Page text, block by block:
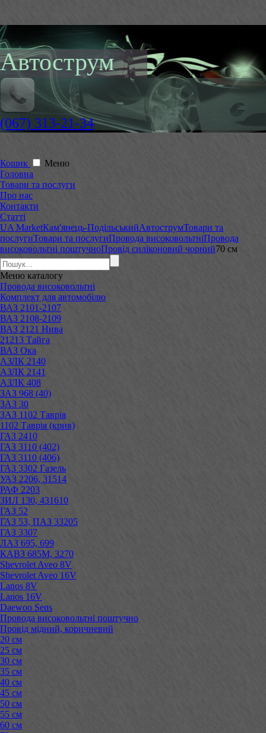
Автострум
(067) 313-21-34
Кошик
Меню
Головна
Товари та послуги
Про нас
Контакти
Статті
UA MarketКам'янець-ПодільськийАвтострумТовари та
послугиТовари та послугиПровода високовольтніПровода
високовольтні поштучноПровід силіконовий чорний70 см
Меню каталогу
Провода високовольтні
Комплект для автомобілю
ВАЗ 2101-2107
ВАЗ 2108-2109
ВАЗ 2121 Нива
21213 Тайга
ВАЗ Ока
АЗЛК 2140
АЗЛК 2141
АЗЛК 408
ЗАЗ 968 (40)
ЗАЗ 30
ЗАЗ 1102 Таврія
1102 Таврія (крив)
ГАЗ 2410
ГАЗ 3110 (402)
ГАЗ 3110 (406)
ГАЗ 3302 Газель
УАЗ 2206, 31514
РАФ 2203
ЗИЛ 130, 431610
ГАЗ 52
ГАЗ 53, ПАЗ 33205
ГАЗ 3307
ЛАЗ 695, 699
КАВЗ 685М, 3270
Shevrolet Aveo 8V
Shevrolet Aveo 16V
Lanos 8V
Lanos 16V
Daewoo Sens
Провода високовольтні поштучно
Провід мідний, коричневий
20 см
25 см
30 см
35 см
40 см
45 см
50 см
55 см
60 см